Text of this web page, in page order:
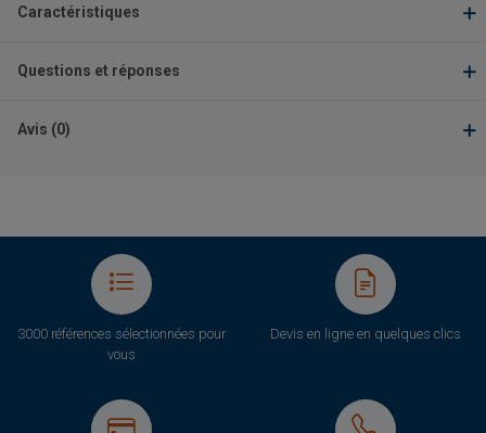
Caractéristiques
Questions et réponses
Avis (0)
3000 références sélectionnées pour
vous
Devis en ligne en quelques clics